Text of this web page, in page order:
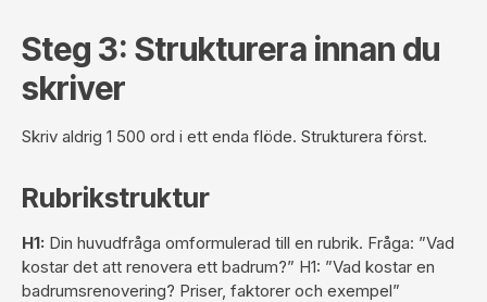
Steg 3: Strukturera innan du
skriver
Skriv aldrig 1 500 ord i ett enda flöde. Strukturera först.
Rubrikstruktur
H1: Din huvudfråga omformulerad till en rubrik. Fråga: ”Vad
kostar det att renovera ett badrum?” H1: ”Vad kostar en
badrumsrenovering? Priser, faktorer och exempel”